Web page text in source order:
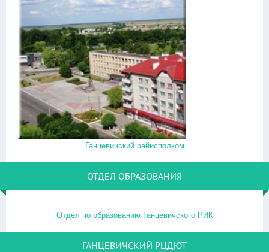
Ганцевичский райисполком
ОТДЕЛ ОБРАЗОВАНИЯ
Отдел по образованию Ганцевичского РИК
ГАНЦЕВИЧСКИЙ РЦДЮТ